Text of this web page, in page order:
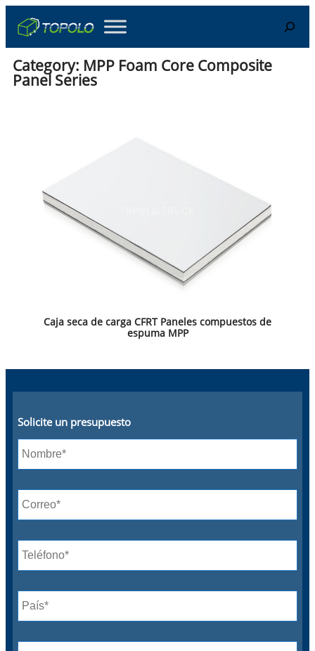
content
Search
Category: MPP Foam Core Composite
Panel Series
Caja seca de carga CFRT Paneles compuestos de
espuma MPP
Solicite un presupuesto